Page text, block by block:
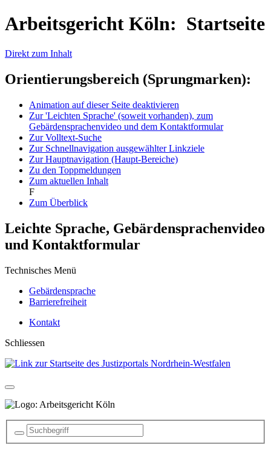
Arbeitsgericht Köln: Startseite
Direkt zum Inhalt
Orientierungsbereich (Sprungmarken):
Animation auf dieser Seite deaktivieren
Zur 'Leichten Sprache' (soweit vorhanden), zum
Gebärdensprachenvideo und dem Kontaktformular
Zur Volltext-Suche
Zur Schnellnavigation ausgewählter Linkziele
Zur Hauptnavigation (Haupt-Bereiche)
Zu den Toppmeldungen
Zum aktuellen Inhalt
F
Zum Überblick
Leichte Sprache, Gebärdensprachenvideo
und Kontaktformular
Technisches Menü
Gebärdensprache
Barrierefreiheit
Kontakt
Schliessen